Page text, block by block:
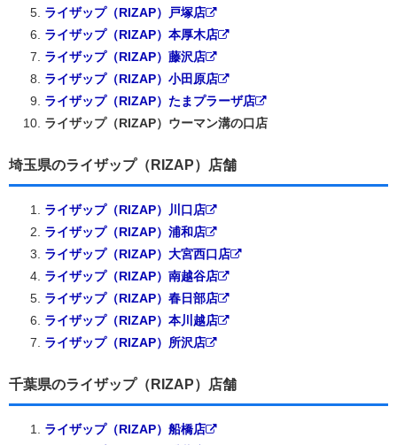
ライザップ（RIZAP）戸塚店
ライザップ（RIZAP）本厚木店
ライザップ（RIZAP）藤沢店
ライザップ（RIZAP）小田原店
ライザップ（RIZAP）たまプラーザ店
ライザップ（RIZAP）ウーマン溝の口店
埼玉県のライザップ（RIZAP）店舗
ライザップ（RIZAP）川口店
ライザップ（RIZAP）浦和店
ライザップ（RIZAP）大宮西口店
ライザップ（RIZAP）南越谷店
ライザップ（RIZAP）春日部店
ライザップ（RIZAP）本川越店
ライザップ（RIZAP）所沢店
千葉県のライザップ（RIZAP）店舗
ライザップ（RIZAP）船橋店